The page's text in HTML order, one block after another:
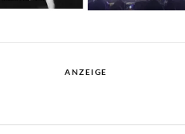
ANZEIGE